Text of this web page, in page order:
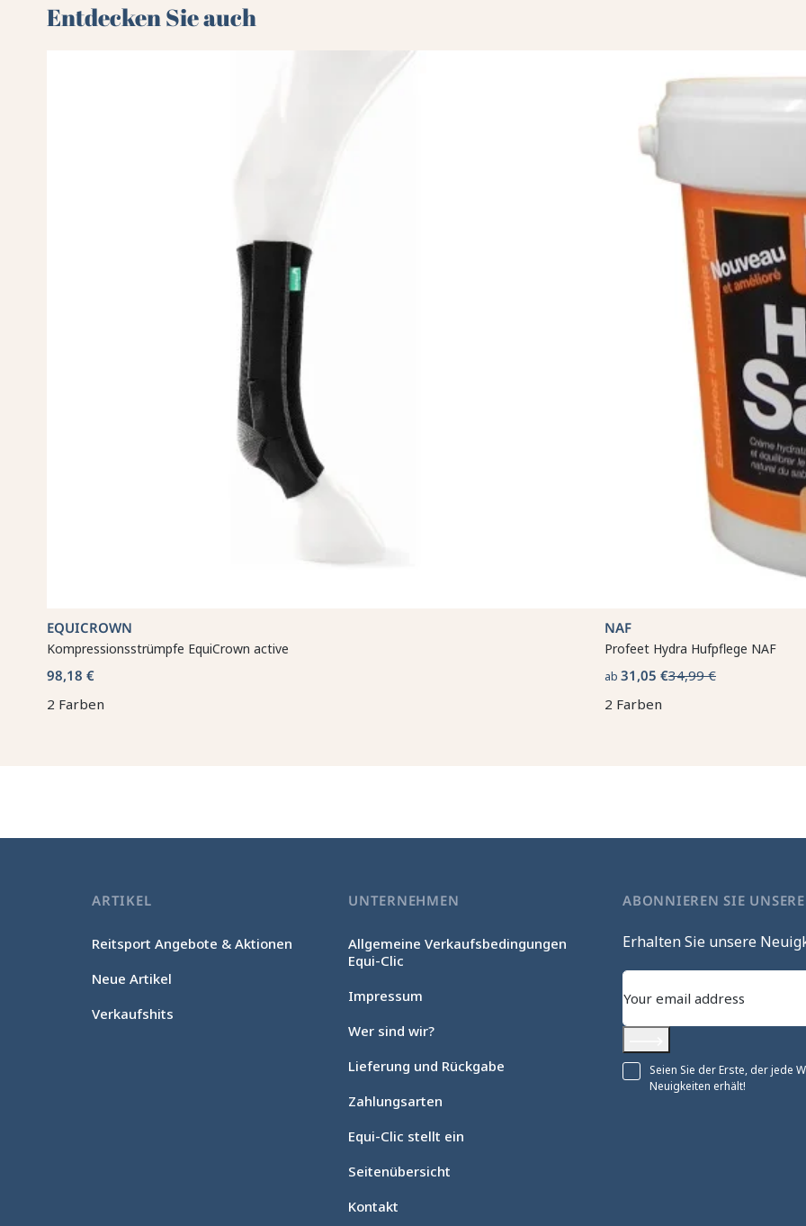
Entdecken Sie auch 🌻
EQUICROWN
Kompressionsstrümpfe EquiCrown active
98,18 €
2 Farben
NAF
Profeet Hydra Hufpflege NAF
ab 31,05 €34,99 €
2 Farben
ARTIKEL
Reitsport Angebote & Aktionen
Neue Artikel
Verkaufshits
UNTERNEHMEN
Allgemeine Verkaufsbedingungen
Equi-Clic
Impressum
Wer sind wir?
Lieferung und Rückgabe
Zahlungsarten
Equi-Clic stellt ein
Seitenübersicht
Kontakt
ABONNIEREN SIE
Erhalten Sie unsere
Abonnieren
Seien Sie der Erste, der jede
Neuigkeiten erhält!